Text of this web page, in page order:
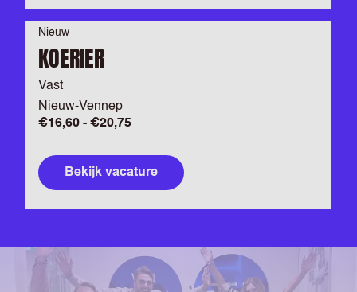
Nieuw
KOERIER
Vast
Nieuw-Vennep
€16,60 - €20,75
Bekijk vacature